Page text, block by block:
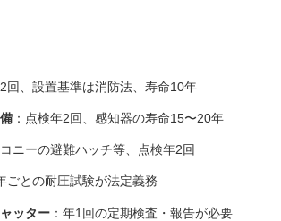
2回、設置基準は消防法、寿命10年
：点検年2回、感知器の寿命15〜20年
コニーの避難ハッチ等、点検年2回
ごとの耐圧試験が法定義務
ッター ：年1回の定期検査・報告が必要